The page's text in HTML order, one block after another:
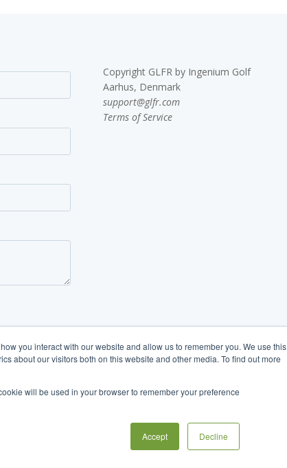
you interact with our website and allow us to remember you. We use this
about our visitors both on this website and other media. To find out more
will be used in your browser to remember your preference
Accept Decline
Copyright GLFR by Ingenium Golf
Aarhus, Denmark
support@glfr.com
Terms of Service